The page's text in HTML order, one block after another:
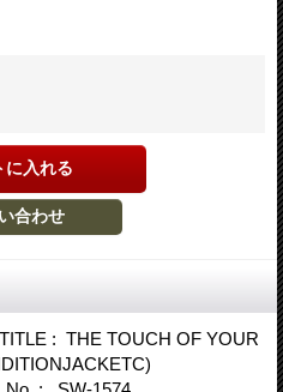
: THE TOUCH OF YOUR